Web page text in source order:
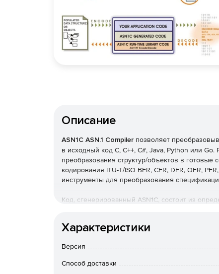
Описание
ASN1C ASN.1 Compiler позволяет
в исходный код C, C++, C#, Java, Python или Go.
преобразования структур/объектов в готовые
кодирования ITU-T/ISO BER, CER, DER, OER,
инструменты для преобразования
Код, сгенерированный ASN1C, состоит из
общих функций кодирования/декодирования.
вызовов этих функций для выполнения
Характеристики
Версия
Способ доставки